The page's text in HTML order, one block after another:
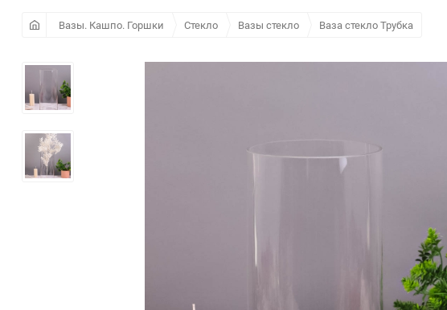
Вазы. Кашпо. Горшки Стекло Вазы стекло Ваза стекло Трубка